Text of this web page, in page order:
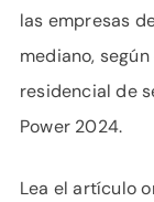
las empresas
mediano,
residencial de
Power 2024.
Lea el artículo